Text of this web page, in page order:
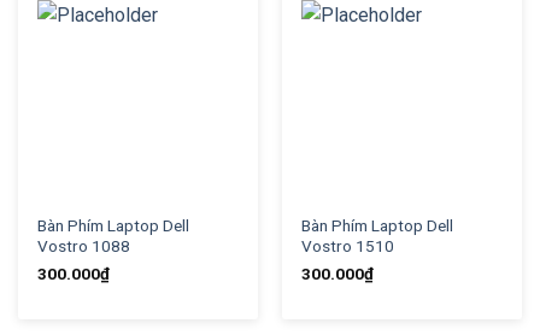
Bàn Phím Laptop Dell
Vostro 1088
300.000₫
Bàn Phím Laptop Dell
Vostro 1510
300.000₫